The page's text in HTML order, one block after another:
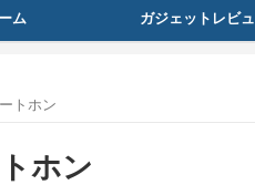
ム ガジェットレビ
トホン
ホン